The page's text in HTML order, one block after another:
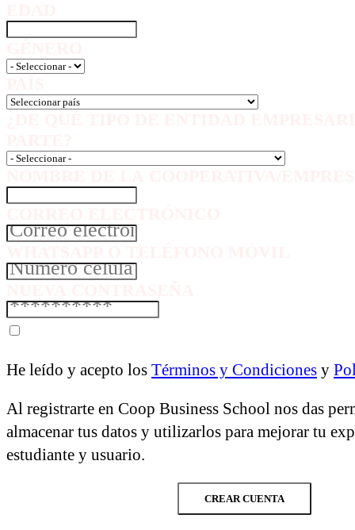
He leído y acepto los Términos y Condiciones y
Al registrarte en Coop Business School nos das
almacenar tus datos y utilizarlos para mejorar tu
estudiante y usuario.
CREAR CUENTA